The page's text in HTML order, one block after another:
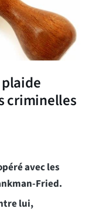
criminelles
avec les
Fried.
lui,